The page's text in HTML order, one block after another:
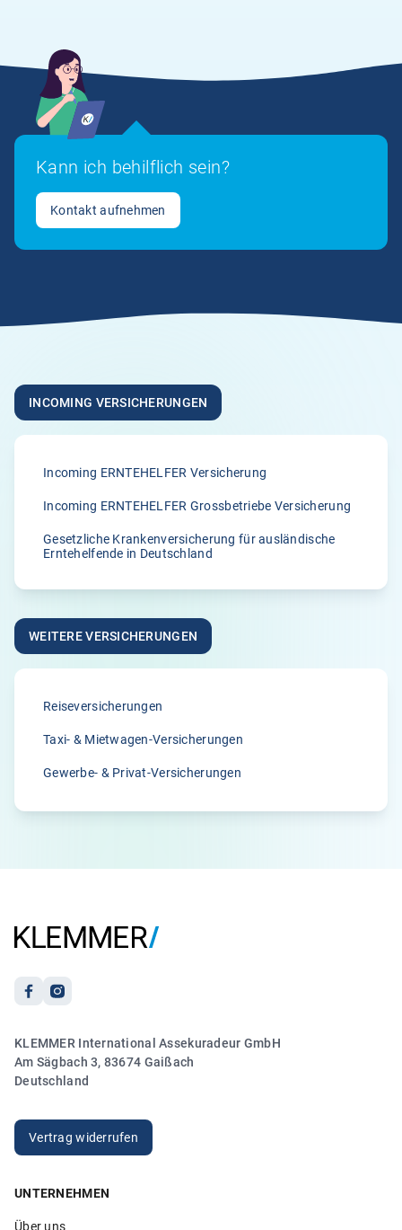
Kann ich behilflich sein?
Kontakt aufnehmen
INCOMING VERSICHERUNGEN
Incoming ERNTEHELFER Versicherung
Incoming ERNTEHELFER Grossbetriebe Versicherung
Gesetzliche Krankenversicherung für ausländische
Erntehelfende in Deutschland
WEITERE VERSICHERUNGEN
Reiseversicherungen
Taxi- & Mietwagen-Versicherungen
Gewerbe- & Privat-Versicherungen
KLEMMER International Assekuradeur GmbH
Am Sägbach 3, 83674 Gaißach
Deutschland
Vertrag widerrufen
UNTERNEHMEN
Über uns